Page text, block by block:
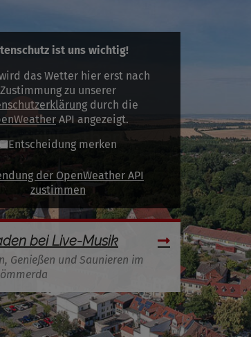
ist uns wichtig!
das Wetter hier erst nach
Zustimmung zu unserer
durch die
API angezeigt.
Entscheidung merken
der OpenWeather API
zustimmen
bei Live-Musik
Genießen und Saunieren im